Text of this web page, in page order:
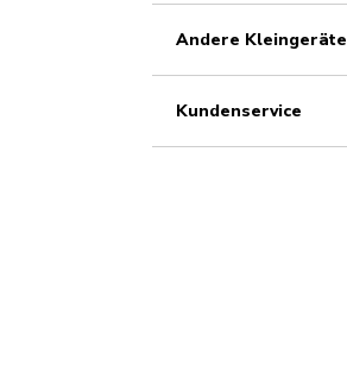
Andere Kleingeräte
Kundenservice